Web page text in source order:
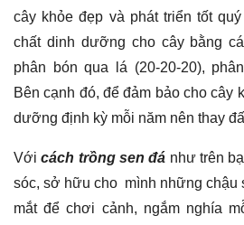
cây khỏe đẹp và phát triển tốt
chất dinh dưỡng cho cây bằng
phân bón qua lá (20-20-20),
Bên cạnh đó, để đảm bảo cho cây
dưỡng định kỳ mỗi năm nên thay
Vớicách trồng sen đá như trên
sóc, sở hữu cho mình những chậu
mắt để chơi cảnh, ngắm nghía